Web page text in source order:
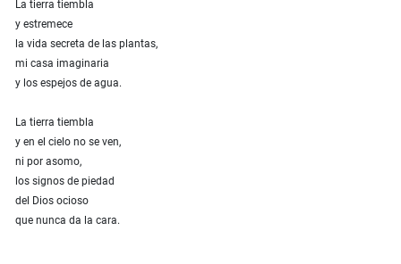
La tierra tiembla
y estremece
la vida secreta de las plantas,
mi casa imaginaria
y los espejos de agua.
La tierra tiembla
y en el cielo no se ven,
ni por asomo,
los signos de piedad
del Dios ocioso
que nunca da la cara.